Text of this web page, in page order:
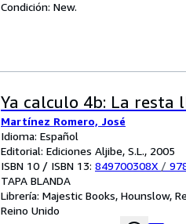
Condición: New.
Ya calculo 4b: La resta
Martínez Romero, José
Idioma: Español
Editorial: Ediciones Aljibe, S.L., 2005
ISBN 10 / ISBN 13: 849700308X /
TAPA BLANDA
Librería: Majestic Books, Hounslow,
Reino Unido